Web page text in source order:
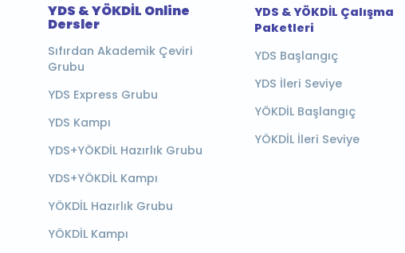
YDS & YÖKDİL Online
Dersler
Sıfırdan Akademik Çeviri
Grubu
YDS Express Grubu
YDS Kampı
YDS+YÖKDİL Hazırlık Grubu
YDS+YÖKDİL Kampı
YÖKDİL Hazırlık Grubu
YÖKDİL Kampı
YDS & YÖKDİL Çalışma
Paketleri
YDS Başlangıç
YDS İleri Seviye
YÖKDİL Başlangıç
YÖKDİL İleri Seviye